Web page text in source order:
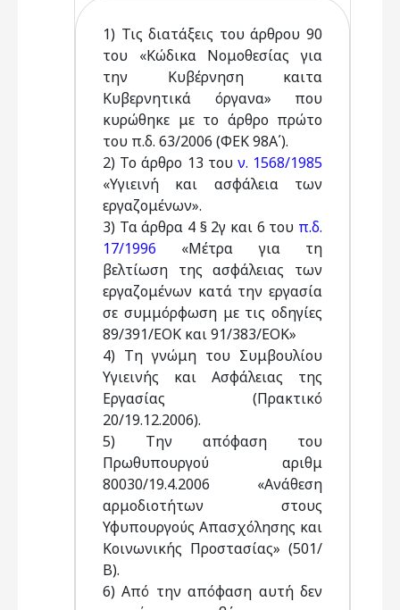
1) Τις διατάξεις του άρθρου 90
του «Κώδικα Νομοθεσίας για
την Κυβέρνηση καιτα
Κυβερνητικά όργανα» που
κυρώθηκε με το άρθρο πρώτο
του π.δ. 63/2006 (ΦΕΚ 98Α΄).
2) Το άρθρο 13 του ν. 1568/1985
«Υγιεινή και ασφάλεια των
εργαζομένων».
3) Τα άρθρα 4 § 2γ και 6 του π.δ.
17/1996 «Μέτρα για τη
βελτίωση της ασφάλειας των
εργαζομένων κατά την εργασία
σε συμμόρφωση με τις οδηγίες
89/391/ΕΟΚ και 91/383/ΕΟΚ»
4) Τη γνώμη του Συμβουλίου
Υγιεινής και Ασφάλειας της
Εργασίας (Πρακτικό
20/19.12.2006).
5) Την απόφαση του
Πρωθυπουργού αριθμ
80030/19.4.2006 «Ανάθεση
αρμοδιοτήτων στους
Υφυπουργούς Απασχόλησης και
Κοινωνικής Προστασίας» (501/
Β).
6) Από την απόφαση αυτή δεν